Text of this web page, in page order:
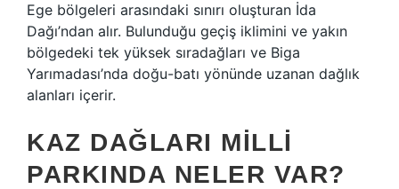
Ege bölgeleri arasındaki sınırı oluşturan İda
Dağı’ndan alır. Bulunduğu geçiş iklimini ve yakın
bölgedeki tek yüksek sıradağları ve Biga
Yarımadası’nda doğu-batı yönünde uzanan dağlık
alanları içerir.
KAZ DAĞLARI MILLI
PARKINDA NELER VAR?